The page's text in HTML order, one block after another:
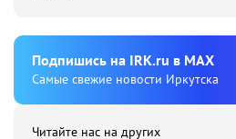
Подпишиcь на IRK.ru в MAX
Cамые свежие новости Иркутска
Читайте нас на других